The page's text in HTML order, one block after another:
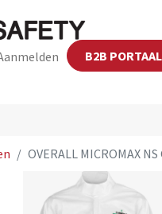
B2B PORTAAL
OVERALL MICROMAX